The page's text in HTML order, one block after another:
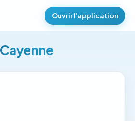
Ouvrir l'application
Cayenne